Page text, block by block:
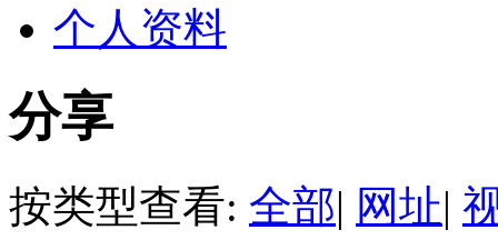
个人资料
分享
按类型查看: 全部| 网址|